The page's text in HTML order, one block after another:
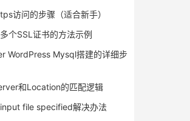
=filter] [deferred]
访问的步骤（适合新手）
个SSL证书的方法示例
WordPress Mysql搭建的详细步
和Location的匹配逻辑
file specified解决办法